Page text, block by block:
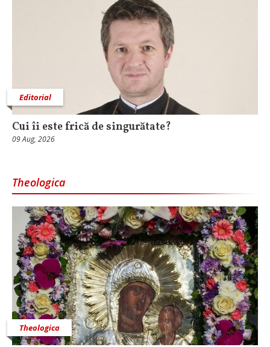
Editorial
Cui îi este frică de singurătate?
09 Aug, 2026
Theologica
Theologica